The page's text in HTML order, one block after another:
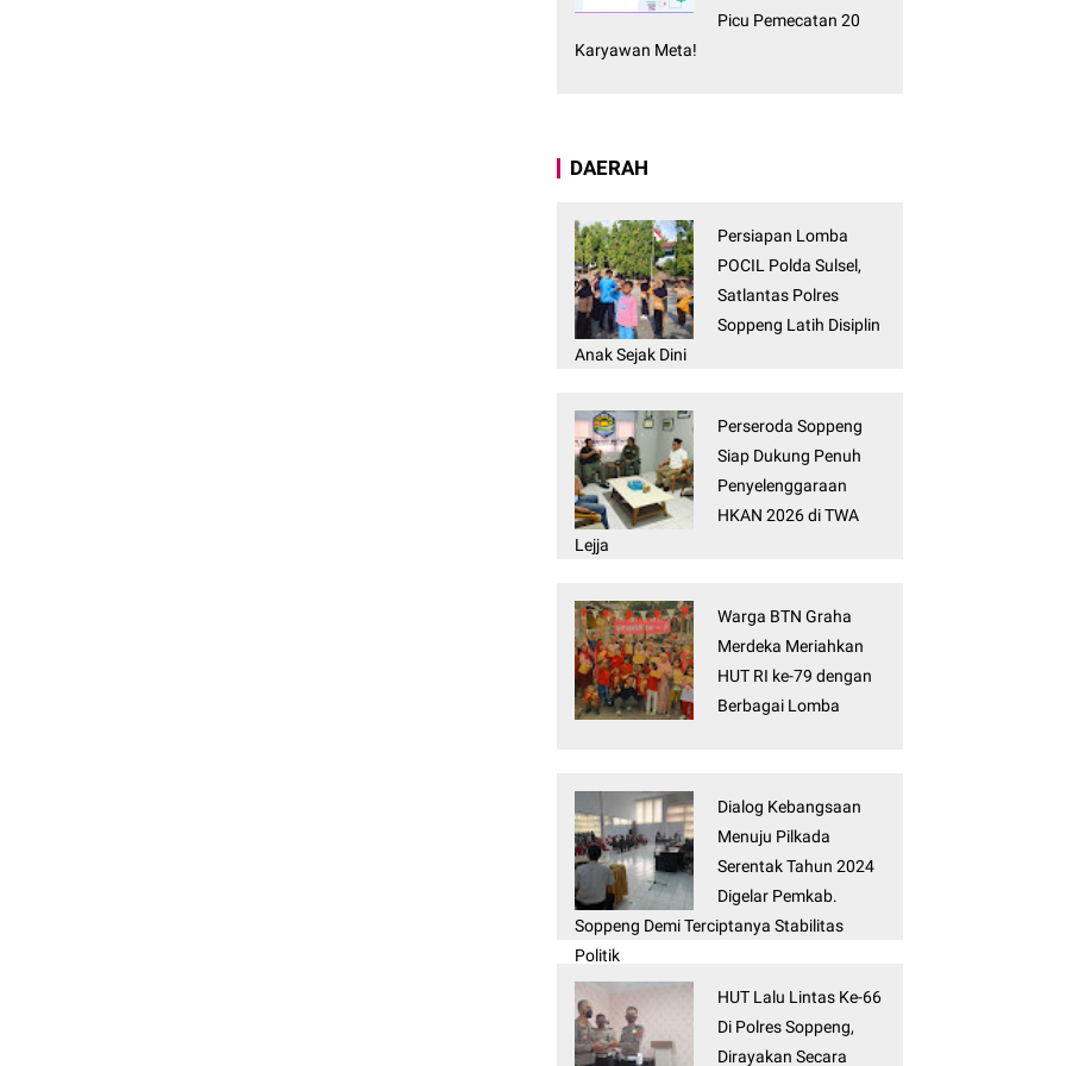
Picu Pemecatan 20
Karyawan Meta!
DAERAH
Persiapan Lomba
POCIL Polda Sulsel,
Satlantas Polres
Soppeng Latih Disiplin
Anak Sejak Dini
Perseroda Soppeng
Siap Dukung Penuh
Penyelenggaraan
HKAN 2026 di TWA
Lejja
Warga BTN Graha
Merdeka Meriahkan
HUT RI ke-79 dengan
Berbagai Lomba
Dialog Kebangsaan
Menuju Pilkada
Serentak Tahun 2024
Digelar Pemkab.
Soppeng Demi Terciptanya Stabilitas
Politik
HUT Lalu Lintas Ke-66
Di Polres Soppeng,
Dirayakan Secara